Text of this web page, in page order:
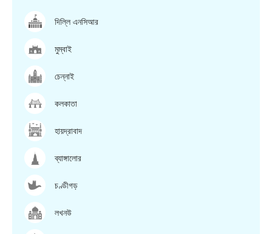
দিল্লি এনসিআর
মুম্বাই
চেন্নাই
কলকাতা
হায়দ্রাবাদ
ব্যাঙ্গালোর
চণ্ডীগড়
লখনউ